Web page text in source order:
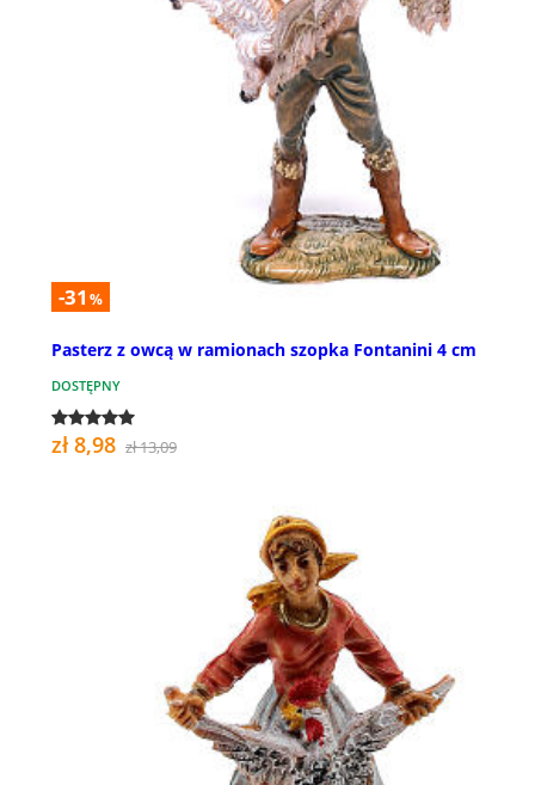
-31 %
Pasterz z owcą w ramionach szopka Fontanini 4 cm
DOSTĘPNY
zł 8,98 zł 13,09